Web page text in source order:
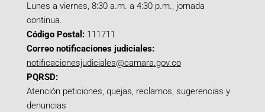
Lunes a viernes, 8:30 a.m. a 4:30 p.m., jornada
continua.
Código Postal: 111711
Correo notificaciones judiciales:
notificacionesjudiciales@camara.gov.co
PQRSD:
Atención peticiones, quejas, reclamos, sugerencias y
denuncias